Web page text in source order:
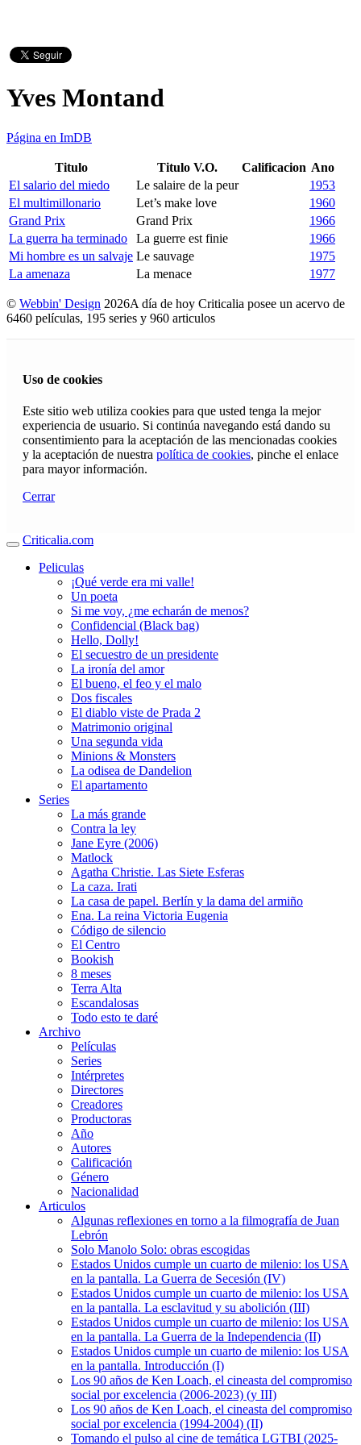
Yves Montand
Página en ImDB
Titulo Titulo V.O. Calificacion Ano
El salario del miedo
Le salaire de la peur
1953
El multimillonario
Let’s make love
1960
Grand Prix
Grand Prix
1966
La guerra ha terminado
La guerre est finie
1966
Mi hombre es un salvaje Le sauvage
1975
La amenaza
La menace 1977
© Webbin' Design 2026A día de hoy Criticalia posee un acervo de
6460 películas, 195 series y 960 articulos
Uso de cookies
Este sitio web utiliza cookies para que usted tenga la mejor
experiencia de usuario. Si continúa navegando está dando su
consentimiento para la aceptación de las mencionadas cookies
y la aceptación de nuestra política de cookies, pinche el enlace
para mayor información.
Cerrar
Criticalia.com
Peliculas
¡Qué verde era mi valle!
Un poeta
Si me voy, ¿me echarán de menos?
Confidencial (Black bag)
Hello, Dolly!
El secuestro de un presidente
La ironía del amor
El bueno, el feo y el malo
Dos fiscales
El diablo viste de Prada 2
Matrimonio original
Una segunda vida
Minions & Monsters
La odisea de Dandelion
El apartamento
Series
La más grande
Contra la ley
Jane Eyre (2006)
Matlock
Agatha Christie. Las Siete Esferas
La caza. Irati
La casa de papel. Berlín y la dama del armiño
Ena. La reina Victoria Eugenia
Código de silencio
El Centro
Bookish
8 meses
Terra Alta
Escandalosas
Todo esto te daré
Archivo
Películas
Series
Intérpretes
Directores
Creadores
Productoras
Año
Autores
Calificación
Género
Nacionalidad
Articulos
Algunas reflexiones en torno a la filmografía de Juan
Lebrón
Solo Manolo Solo: obras escogidas
Estados Unidos cumple un cuarto de milenio: los USA
en la pantalla. La Guerra de Secesión (IV)
Estados Unidos cumple un cuarto de milenio: los USA
en la pantalla. La esclavitud y su abolición (III)
Estados Unidos cumple un cuarto de milenio: los USA
en la pantalla. La Guerra de la Independencia (II)
Estados Unidos cumple un cuarto de milenio: los USA
en la pantalla. Introducción (I)
Los 90 años de Ken Loach, el cineasta del compromiso
social por excelencia (2006-2023) (y III)
Los 90 años de Ken Loach, el cineasta del compromiso
social por excelencia (1994-2004) (II)
Tomando el pulso al cine de temática LGTBI (2025-